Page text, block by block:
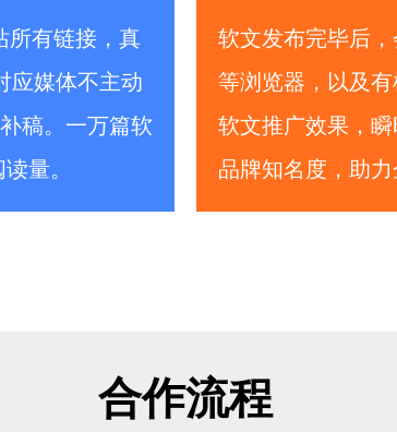
所有链接，真
应媒体不主动
稿。一万篇软
量。
软文发布完毕后
等浏览器，以及
软文推广效果，
品牌知名度，助力
合作流程